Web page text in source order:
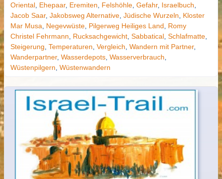
Oriental, Ehepaar, Eremiten Felshöhle, Gefahr, Israelbuch
Jacob Saar, Jakobsweg Alternative, Jüdische Wurzeln
Kloster
Mar Musa
Negevwüste, Pilgerweg Heiliges Land
Romy
Christel Fehrmann
Rucksachgewicht, Sabbatical, Schlafmatte,
Steigerung Temperaturen Vergleich Wandern mit Partner,
Wanderpartner, Wasserdepots, Wasserverbrauch
Wüstenpilgern Wüstenwandern